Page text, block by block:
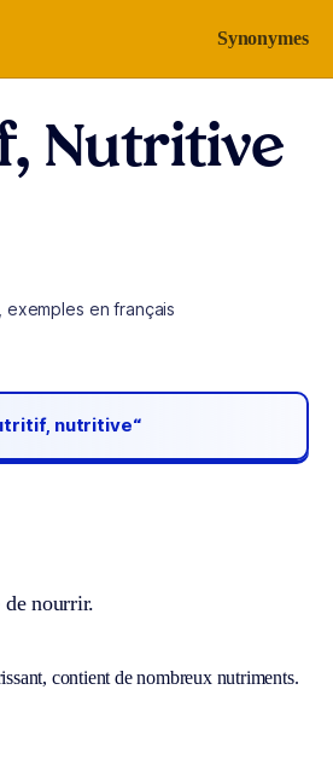
Synonymes
Nutritive
exemples en français
nutritive“
nourrir.
contient de nombreux nutriments.